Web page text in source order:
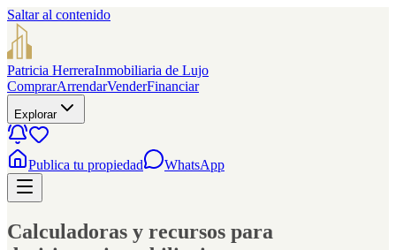
Saltar al contenido
Patricia HerreraInmobiliaria de Lujo
ComprarArrendarVenderFinanciar
Explorar
Publica tu propiedad WhatsApp
Calculadoras y recursos para